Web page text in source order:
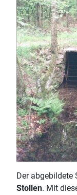
Der abgebildete
Stollen. Mit